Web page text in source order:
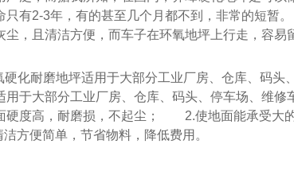
只有2-3年，有的甚至几个月都不到，非常的短暂
尘，且清洁方便，而车子在环氧地坪上行走，容易
硬化耐磨地坪适用于大部分工业厂房、仓库、码
用于大部分工业厂房、仓库、码头、停车场、
硬度高，耐磨损，不起尘； 2.使地面能承受
方便简单，节省物料，降低费用。